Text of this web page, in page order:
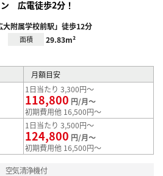
広電徒歩2分！
大附属学校前駅」徒歩12分
面積 29.83m²
月額目安
1日当たり 3,300円～
118,800 円/月～
初期費用他 16,500円～
1日当たり 3,500円～
124,800 円/月～
初期費用他 16,500円～
空気清浄機付